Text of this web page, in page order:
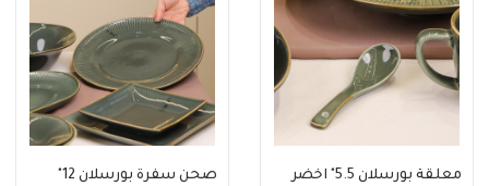
معلقة بورسلان 5.5" اخضر